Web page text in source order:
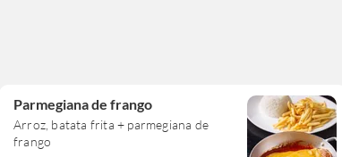
Parmegiana de frango
Arroz, batata frita + parmegiana de
frango